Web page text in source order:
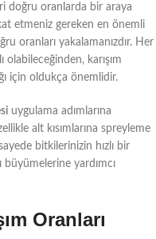
doğru oranlarda bir araya
etmeniz gereken en önemli
oranları yakalamanızdır. Her
karışım
için oldukça önemlidir.
uygulama adımlarına
alt kısımlarına spreyleme
bitkilerinizin hızlı bir
büyümelerine yardımcı
Oranları